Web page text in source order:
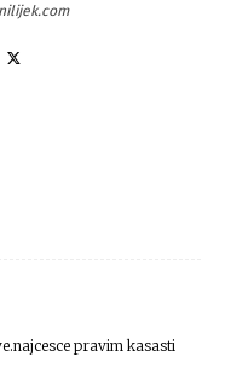
pravim kasasti